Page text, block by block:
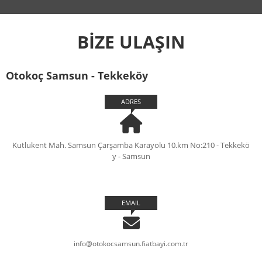
BİZE ULAŞIN
Otokoç Samsun - Tekkeköy
ADRES
Kutlukent Mah. Samsun Çarşamba Karayolu 10.km No:210 - Tekkekö
y - Samsun
EMAIL
info@otokocsamsun.fiatbayi.com.tr